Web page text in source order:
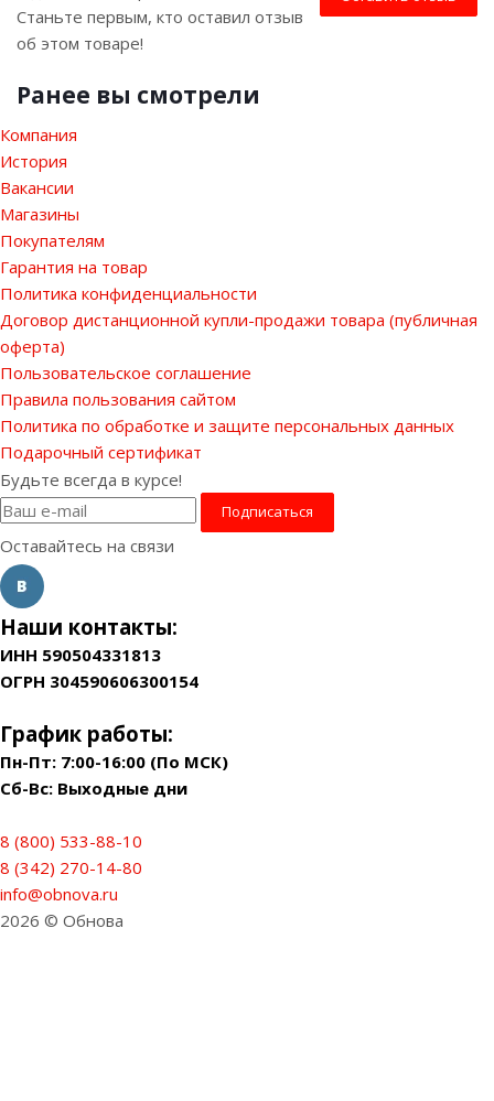
Станьте первым, кто оставил отзыв
об этом товаре!
Ранее вы смотрели
Компания
История
Вакансии
Магазины
Покупателям
Гарантия на товар
Политика конфиденциальности
Договор дистанционной купли-продажи товара (публичная
оферта)
Пользовательское соглашение
Правила пользования сайтом
Политика по обработке и защите персональных данных
Подарочный сертификат
Будьте всегда в курсе!
Оставайтесь на связи
Наши контакты:
ИНН 590504331813
ОГРН 304590606300154
График работы:
Пн-Пт: 7:00-16:00 (По МСК)
Сб-Вс: Выходные дни
8 (800) 533-88-10
8 (342) 270-14-80
info@obnova.ru
2026 © Обнова